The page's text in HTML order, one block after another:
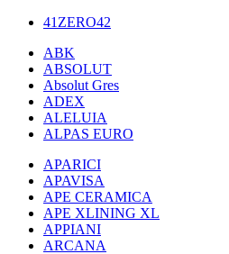
41ZERO42
ABK
ABSOLUT
Absolut Gres
ADEX
ALELUIA
ALPAS EURO
APARICI
APAVISA
APE CERAMICA
APE XLINING XL
APPIANI
ARCANA